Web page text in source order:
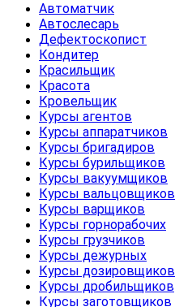
Автоматчик
Автослесарь
Дефектоскопист
Кондитер
Красильщик
Красота
Кровельщик
Курсы агентов
Курсы аппаратчиков
Курсы бригадиров
Курсы бурильщиков
Курсы вакуумщиков
Курсы вальцовщиков
Курсы варщиков
Курсы горнорабочих
Курсы грузчиков
Курсы дежурных
Курсы дозировщиков
Курсы дробильщиков
Курсы заготовщиков